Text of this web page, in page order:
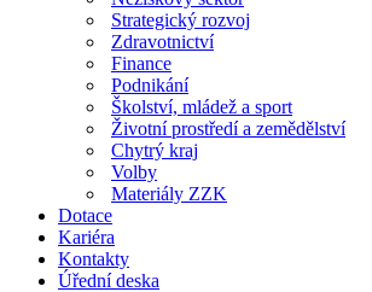
Strategický rozvoj
Zdravotnictví
Finance
Podnikání
Školství, mládež a sport
Životní prostředí a zemědělství
Chytrý kraj
Volby
Materiály ZZK
Dotace
Kariéra
Kontakty
Úřední deska